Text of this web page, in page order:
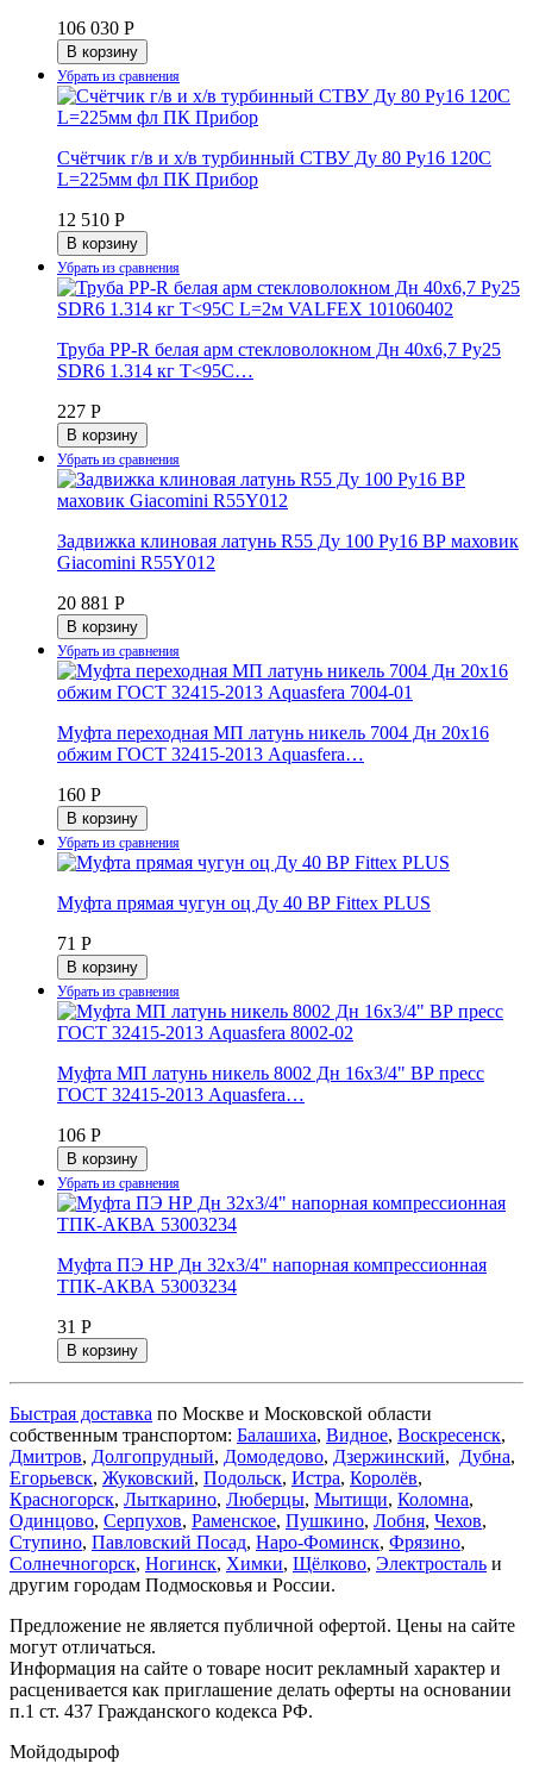
106 030 Р
В корзину
Счётчик г/в и х/в турбинный СТВУ Ду 80 Ру16 120С
L=225мм фл ПК Прибор
12 510 Р
В корзину
Труба PP-R белая арм стекловолокном Дн 40х6,7 Ру25
SDR6 1.314 кг Т<95С…
227 Р
В корзину
Задвижка клиновая латунь R55 Ду 100 Ру16 ВР маховик
Giacomini R55Y012
20 881 Р
В корзину
Муфта переходная МП латунь никель 7004 Дн 20х16
обжим ГОСТ 32415-2013 Aquasfera…
160 Р
В корзину
Муфта прямая чугун оц Ду 40 ВР Fittex PLUS
71 Р
В корзину
Муфта МП латунь никель 8002 Дн 16х3/4" ВР пресс
ГОСТ 32415-2013 Aquasfera…
106 Р
В корзину
Муфта ПЭ НР Дн 32х3/4" напорная компрессионная
ТПК-АКВА 53003234
31 Р
В корзину
Быстрая доставка по Москве и Московской области
собственным транспортом: Балашиха, Видное, Воскресенск,
Дмитров, Долгопрудный, Домодедово, Дзержинский, Дубна,
Егорьевск, Жуковский, Подольск, Истра, Королёв,
Красногорск, Лыткарино, Люберцы, Мытищи, Коломна,
Одинцово, Серпухов, Раменское, Пушкино, Лобня, Чехов,
Ступино, Павловский Посад, Наро-Фоминск, Фрязино,
Солнечногорск, Ногинск, Химки, Щёлково, Электросталь и
другим городам Подмосковья и России.
Предложение не является публичной офертой. Цены на сайте
могут отличаться.
Информация на сайте о товаре носит рекламный характер и
расценивается как приглашение делать оферты на основании
п.1 ст. 437 Гражданского кодекса РФ.
Мойдодыроф